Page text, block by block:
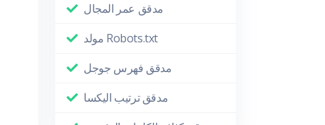
مدقق عمر المجال
مولد Robots.txt
مدقق فهرس جوجل
مدقق ترتيب اليكسا